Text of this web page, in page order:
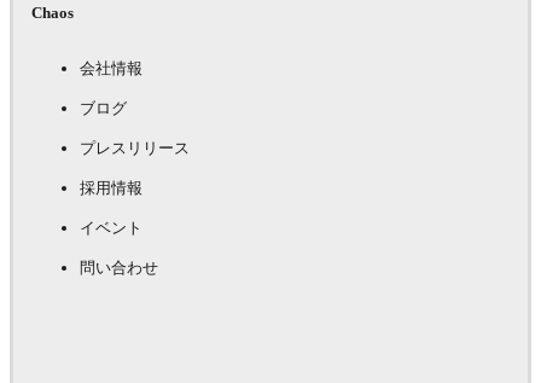
Chaos
会社情報
ブログ
プレスリリース
採用情報
イベント
問い合わせ